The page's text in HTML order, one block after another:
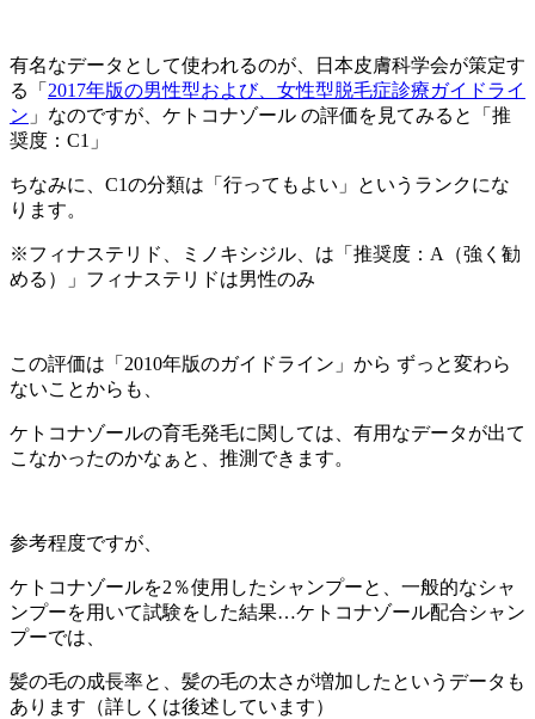
有名なデータとして使われるのが、日本皮膚科学会が策定す
る「 2017年版の男性型および、女性型脱毛症診療ガイドライ
ン 」なのですが、ケトコナゾール の評価を見てみると「推
奨度：C1」
ちなみに、 C1の分類は「行ってもよい」
というランクにな
ります。
※フィナステリド、ミノキシジル、は「推奨度：A（強く勧
める）」フィナステリドは男性のみ
この評価は「2010年版のガイドライン」から ずっと変わら
ないことからも、
ケトコナゾールの育毛発毛に関しては、有用なデータが出て
こなかったのかなぁと、推測できます。
参考程度ですが、
ケトコナゾールを2％使用したシャンプーと、一般的なシャ
ンプーを用いて試験をした結果…ケトコナゾール配合シャン
プーでは、
髪の毛の成長率と、髪の毛の太さが増加した というデータも
あります（詳しくは後述しています）